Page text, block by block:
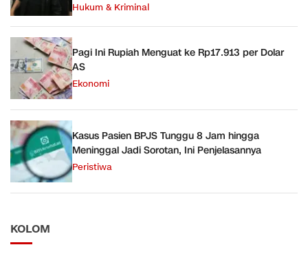
Hukum & Kriminal
Pagi Ini Rupiah Menguat ke Rp17.913 per Dolar
AS
Ekonomi
Kasus Pasien BPJS Tunggu 8 Jam hingga
Meninggal Jadi Sorotan, Ini Penjelasannya
Peristiwa
KOLOM